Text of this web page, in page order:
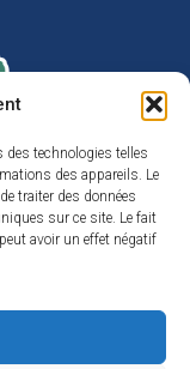
des technologies telles
des appareils. Le
traiter des données
sur ce site. Le fait
avoir un effet négatif